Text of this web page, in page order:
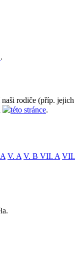
.
rodiče (příp. jejich
této stránce.
V. A V. B VII. A VII.